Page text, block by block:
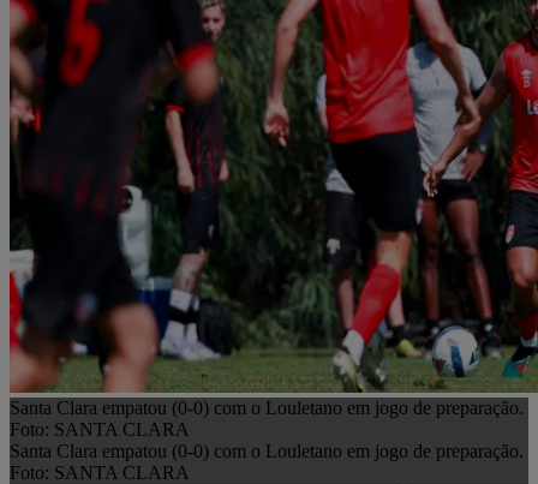
Santa Clara empatou (0-0) com o Louletano em jogo de preparação.
Foto: SANTA CLARA
Santa Clara empatou (0-0) com o Louletano em jogo de preparação.
Foto: SANTA CLARA